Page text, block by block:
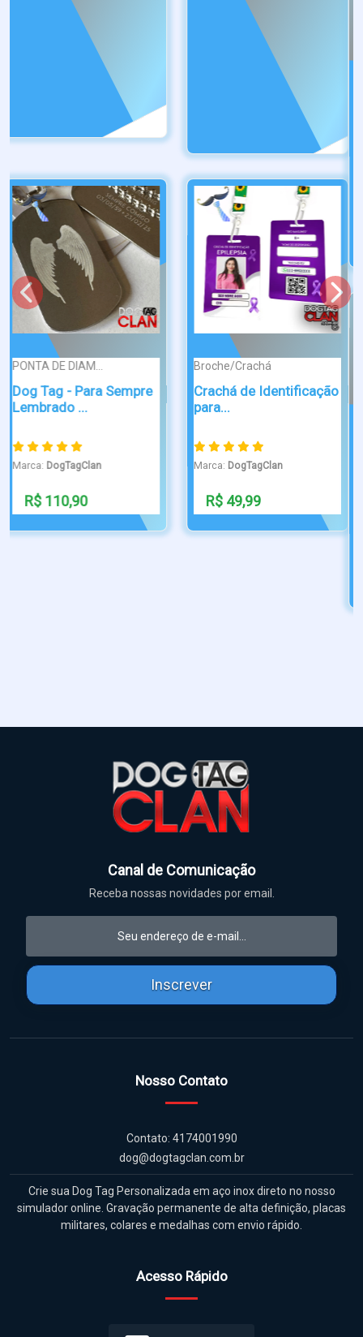
Dog Tag Fé Escudo
Marca:DogTagClan
R$ 39,90
Marca: DogTagClan
R$ 36,90
Broche/Crachá
Carteirinha de
Pin Laço Laranja –
Canal de Comunicação
Receba nossas novidades por email.
Inscrever
Nosso Contato
Contato: 4174001990
dog@dogtagclan.com.br
Crie sua Dog Tag Personalizada em aço inox direto no nosso
simulador online. Gravação permanente de alta definição, placas
militares, colares e medalhas com envio rápido.
Acesso Rápido